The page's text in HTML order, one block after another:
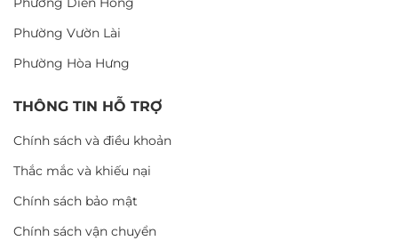
Phường Vườn Lài
Phường Hòa Hưng
THÔNG TIN HỖ TRỢ
Chính sách và điều khoản
Thắc mắc và khiếu nại
Chính sách bảo mật
Chính sách vận chuyển